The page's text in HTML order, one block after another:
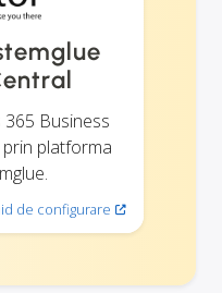
Business
platforma
de configurare